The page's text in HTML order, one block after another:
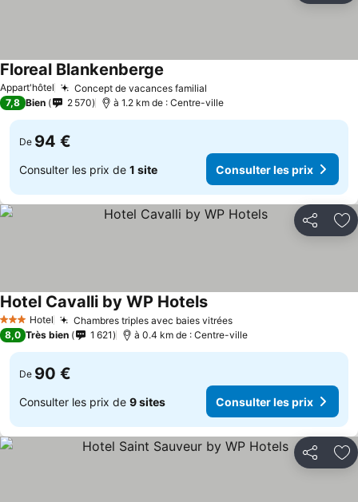
Appart'hôtel Concept de vacances familial
Floreal Blankenberge
7,8 Bien 2 570 à 1.2 km de : Centre-ville
De 94 €
Consulter les prix de 1 site Consulter les prix
Partager
3 ÉtoilesHotel Chambres triples avec baies vitrées
Hotel Cavalli by WP Hotels
8,0 Très bien 1 621 à 0.4 km de : Centre-ville
De 90 €
Consulter les prix de 9 sites Consulter les prix
Partager